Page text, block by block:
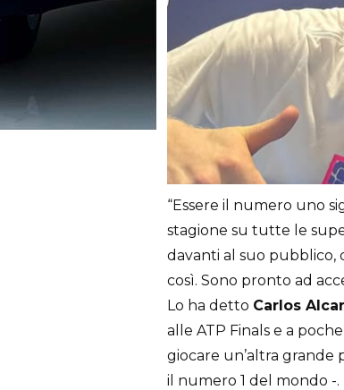
“Essere il numero uno
stagione su tutte le
davanti al suo pubblico,
così. Sono pronto ad
Lo ha detto Carlos
alle ATP Finals e a
giocare un’altra grande
il numero 1 del mondo -